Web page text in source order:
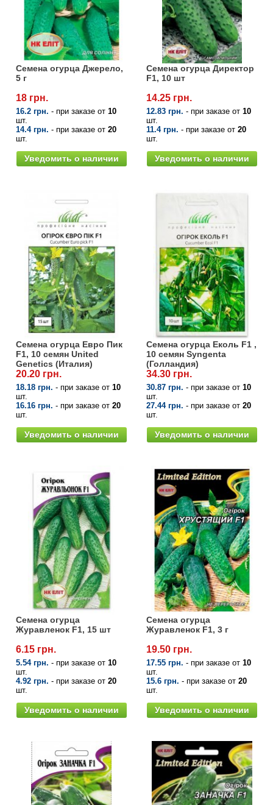
Семена огурца Джерело,
5 г
18 грн.
16.2 грн. - при заказе от 10
шт.
14.4 грн. - при заказе от 20
шт.
Уведомить о наличии
Семена огурца Директор
F1, 10 шт
14.25 грн.
12.83 грн. - при заказе от 10
шт.
11.4 грн. - при заказе от 20
шт.
Уведомить о наличии
Семена огурца Евро Пик
F1, 10 семян United
Genetics (Италия)
20.20 грн.
18.18 грн. - при заказе от 10
шт.
16.16 грн. - при заказе от 20
шт.
Уведомить о наличии
Семена огурца Еколь F1 ,
10 семян Syngenta
(Голландия)
34.30 грн.
30.87 грн. - при заказе от 10
шт.
27.44 грн. - при заказе от 20
шт.
Уведомить о наличии
Семена огурца
Журавленок F1, 15 шт
6.15 грн.
5.54 грн. - при заказе от 10
шт.
4.92 грн. - при заказе от 20
шт.
Уведомить о наличии
Семена огурца
Журавленок F1, 3 г
19.50 грн.
17.55 грн. - при заказе от 10
шт.
15.6 грн. - при заказе от 20
шт.
Уведомить о наличии
Семена перца
Семена петрушки
Семена пряных трав
Семена редиса
Семена редьки
Семена свеклы
Семена сельдерея
Семена сидератов
Семена табака
Семена томатов
Семена газонной травы
Семена тыквы, патиссона
Семена укропа
Семена цветов
Семена шпината
Семена щавеля
Элитные семена в банках
Удобрения «Сударушка», «Рязаночка»
Удобрения «Чистый лист» кристаллические
100 г
300 г
Удобрения «Чистый лист» в палочках
Удобрения «Чистый лист» Успех
Опрыскиватели
Горшки для цветов, кашпо
Перчатки
Тенты
Средства защиты от колорадского жука
клопов, блох, домашних и садовых муравьев
Средства защиты от комаров, москитов,
клещей, ос, мошек, слепней
Средства защиты от мух
Средства защиты от моли
Средства защиты от капустницы
Средства защиты от кротов
Средства защиты от грызунов
Препараты для септиков, выгребных ям и
Хозяйственные товары
Средства защиты растений
Лидеры продаж
Купить семена - хиты продаж
Архив